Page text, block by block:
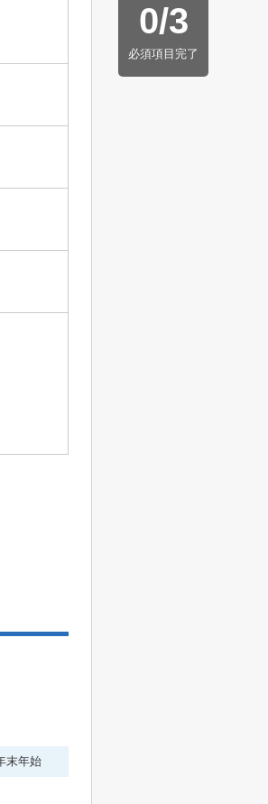
0/3
必須項目完了
末年始